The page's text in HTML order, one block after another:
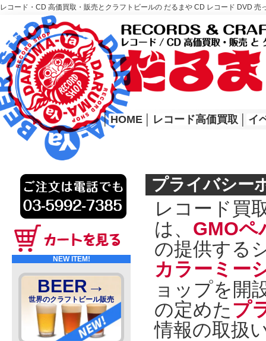
レコード・CD 高価買取・販売とクラフトビールの だるまや CD レコード DVD
レコード高価買取はこちら
HOME
│ HOME レコード高価買取 イ
NEW ITEM!
BEER→
世界のクラフトビール販売
プライバシー
レコード買
は、 GMOペ
の提供する
カラーミー
ョップを開
の定めたプ
情報の取扱